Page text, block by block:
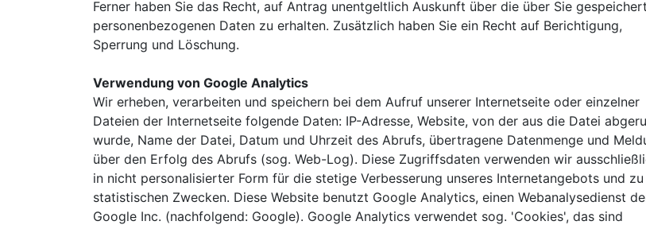
Ferner haben Sie das Recht, auf Antrag unentgeltlich Auskunft über die über Sie
personenbezogenen Daten zu erhalten. Zusätzlich haben Sie ein Recht auf Berichtigung,
Sperrung und Löschung.
Verwendung von Google Analytics
Wir erheben, verarbeiten und speichern bei dem Aufruf unserer Internetseite oder einzelner
Dateien der Internetseite folgende Daten: IP-Adresse, Website, von der aus die Datei
wurde, Name der Datei, Datum und Uhrzeit des Abrufs, übertragene Datenmenge und
über den Erfolg des Abrufs (sog. Web-Log). Diese Zugriffsdaten verwenden wir
in nicht personalisierter Form für die stetige Verbesserung unseres Internetangebots und zu
statistischen Zwecken. Diese Website benutzt Google Analytics, einen Webanalysedienst
Google Inc. (nachfolgend: Google). Google Analytics verwendet sog. 'Cookies', das sind